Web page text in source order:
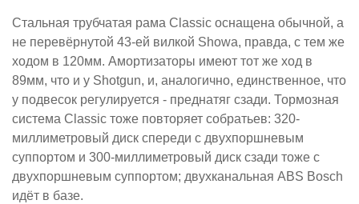
Стальная трубчатая рама Classic оснащена обычной, а
не перевёрнутой 43-ей вилкой Showa, правда, с тем же
ходом в 120мм. Амортизаторы имеют тот же ход в
89мм, что и у Shotgun, и, аналогично, единственное, что
у подвесок регулируется - преднатяг сзади. Тормозная
система Classic тоже повторяет собратьев: 320-
миллиметровый диск спереди с двухпоршневым
суппортом и 300-миллиметровый диск сзади тоже с
двухпоршневым суппортом; двухканальная ABS Bosch
идёт в базе.